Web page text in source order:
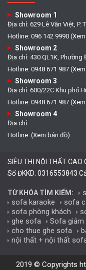
Showroom 1
Địa chỉ: 629 Lê Văn Việt, P.
Hotline: 096 142 9990
Showroom 2
Địa chỉ: 430 QL1K, Phường
Hotline: 0948 671 987
Showroom 3
Địa chỉ: 600/22C Khu phố
Hotline: 0948 671 987
Showroom 4
Địa chỉ:
Hotline: (Xem bản đồ)
SIÊU THỊ NỘI THẤT CAO
Số ĐKKD: 0316553843
TỪ KHÓA TÌM KIẾM:
sofa karaoke
sofa
sofa phòng khách
ghe sofa
Sofa giảm
cho thue ghe sofa
nội thất + nội thất
2019 © Copyrights